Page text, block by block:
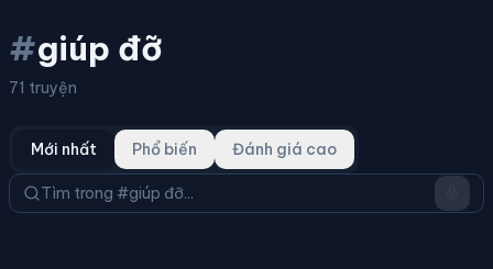
#giúp đỡ
71 truyện
Mới nhất Phổ biến Đánh giá cao